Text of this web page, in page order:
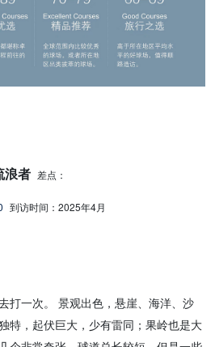
打一次。 景观出色，悬崖、海洋、沙
特，起伏巨大，少有雷同；果岭也是大
浪者 差点：
到访时间： 2025年4月